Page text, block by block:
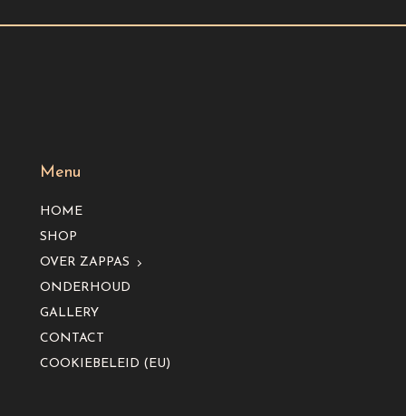
Menu
HOME
SHOP
OVER ZAPPAS
ONDERHOUD
GALLERY
CONTACT
COOKIEBELEID (EU)